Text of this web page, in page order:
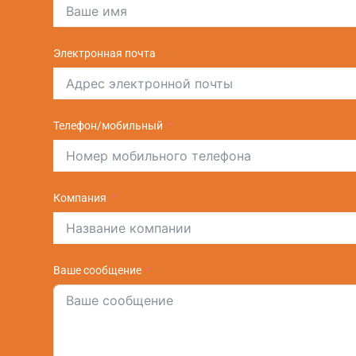
Электронная почта
Телефон/мобильный
Компания
Ваше сообщение